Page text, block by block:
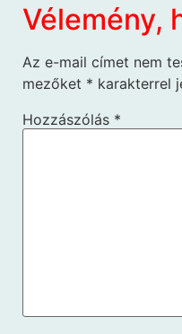
Vélemény,
Az e-mail címet nem
mezőket * karakterrel
Hozzászólás *